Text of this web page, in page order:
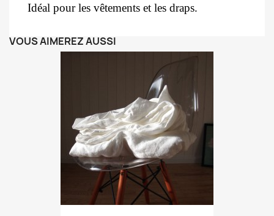
Idéal pour les vêtements et les draps.
VOUS AIMEREZ AUSSI